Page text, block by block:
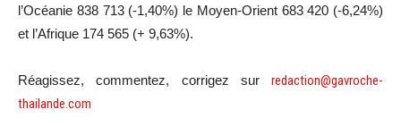
l’Océanie 838 713 (-1,40%) le Moyen-Orient 683 420 (-6,24%)
et l’Afrique 174 565 (+ 9,63%).
Réagissez, commentez, corrigez sur redaction@gavroche-
thailande.com